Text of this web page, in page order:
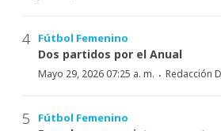
Fútbol Femenino
Dos partidos por el Anual
Mayo 29, 2026 07:25 a. m. · Redacción
Fútbol Femenino